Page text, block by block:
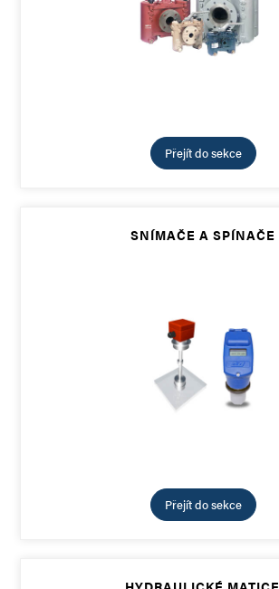
Přejít do sekce
SNÍMAČE A SPÍNAČE
Přejít do sekce